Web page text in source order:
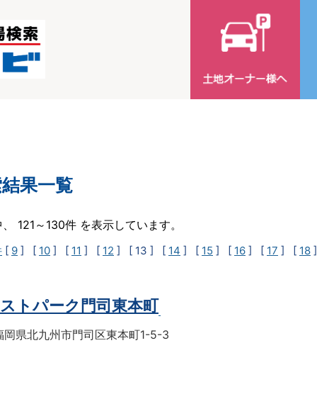
果一覧
121～130件 を表示しています。
[ 9 ] [ 10 ] [ 11 ] [ 12 ] [ 13 ] [ 14 ] [ 15 ] [ 16 ] [ 17 ] [ 18
ストパーク門司東本町
岡県北九州市門司区東本町1-5-3